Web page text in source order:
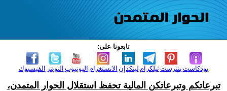
تابعونا على:
الفيسبوك التويتر اليوتيوب الانستغرام لينكدإن تيلكرامبنترست بودكاست
تبرعاتكم وتبرعاتكن المالية تحفظ استقلال الحوار المتمدن،